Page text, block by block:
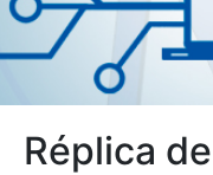
Mostrar/Ocultar
Mostrar/Ocultar
Mostrar/Ocultar
Réplica